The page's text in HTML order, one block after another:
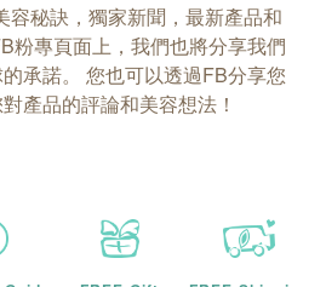
容秘訣，獨家新聞，最新產品和
粉專頁面上，我們也將分享我們
承諾。 您也可以透過FB分享您
產品的評論和美容想法！